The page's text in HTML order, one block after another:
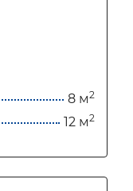
8 м2
12 м2